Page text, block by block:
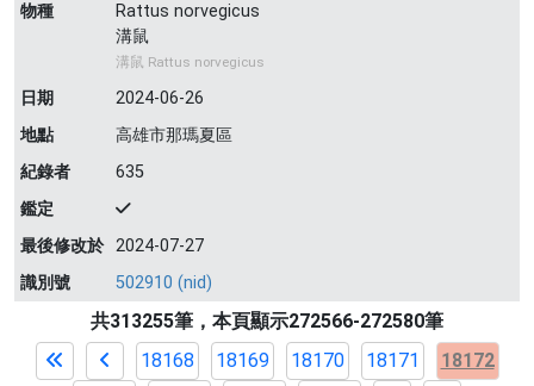
物種
Rattus norvegicus
溝鼠
溝鼠 Rattus norvegicus
日期
2024-06-26
地點
高雄市那瑪夏區
紀錄者
635
鑑定
最後修改於 2024-07-27
識別號
502910 (nid)
共313255筆，本頁顯示272566-272580筆
18168
18169 18170 18171
18172